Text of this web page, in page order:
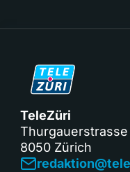
TeleZüri
8050 Zürich